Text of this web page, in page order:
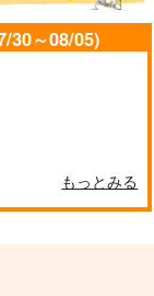
30～08/05)
もっとみる